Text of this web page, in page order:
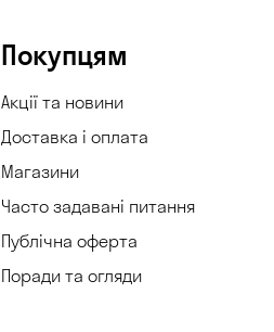
Покупцям
Акції та новини
Доставка і оплата
Магазини
Часто задавані питання
Публічна оферта
Поради та огляди